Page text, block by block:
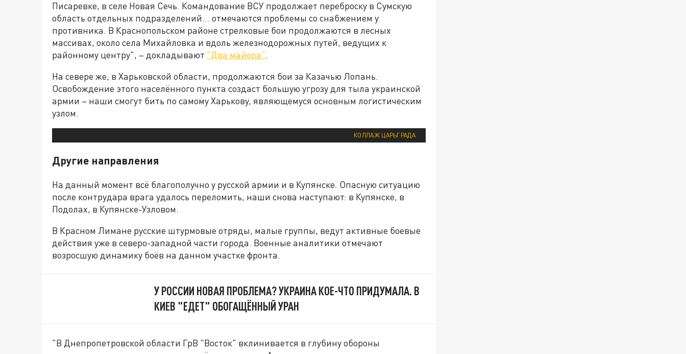
Писаревке, в селе Новая Сечь. Командование ВСУ продолжает переброску в Сумскую
область отдельных подразделений… отмечаются проблемы со снабжением у
противника. В Краснопольском районе стрелковые бои продолжаются в лесных
массивах, около села Михайловка и вдоль железнодорожных путей, ведущих к
районному центру", – докладывают "Два майора".
На севере же, в Харьковской области, продолжаются бои за Казачью Лопань.
Освобождение этого населённого пункта создаст большую угрозу для тыла украинской
армии – наши смогут бить по самому Харькову, являющемуся основным логистическим
узлом.
КОЛЛАЖ ЦАРЬГРАДА
Другие направления
На данный момент всё благополучно у русской армии и в Купянске. Опасную ситуацию
после контрудара врага удалось переломить, наши снова наступают: в Купянске, в
Подолах, в Купянске-Узловом.
В Красном Лимане русские штурмовые отряды, малые группы, ведут активные боевые
действия уже в северо-западной части города. Военные аналитики отмечают
возросшую динамику боёв на данном участке фронта.
У РОССИИ НОВАЯ ПРОБЛЕМА? УКРАИНА КОЕ-ЧТО ПРИДУМАЛА. В
КИЕВ "ЕДЕТ" ОБОГАЩЁННЫЙ УРАН
"В Днепропетровской области ГрВ "Восток" вклинивается в глубину обороны